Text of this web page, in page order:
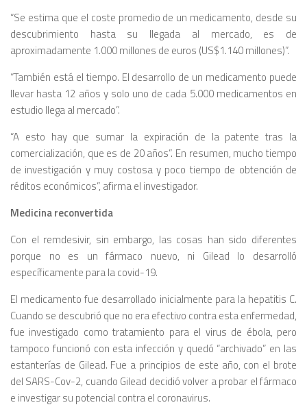
“Se estima que el coste promedio de un medicamento, desde su
descubrimiento hasta su llegada al mercado, es de
aproximadamente 1.000 millones de euros (US$1.140 millones)”.
“También está el tiempo. El desarrollo de un medicamento puede
llevar hasta 12 años y solo uno de cada 5.000 medicamentos en
estudio llega al mercado”.
“A esto hay que sumar la expiración de la patente tras la
comercialización, que es de 20 años”. En resumen, mucho tiempo
de investigación y muy costosa y poco tiempo de obtención de
réditos económicos”, afirma el investigador.
Medicina reconvertida
Con el remdesivir, sin embargo, las cosas han sido diferentes
porque no es un fármaco nuevo, ni Gilead lo desarrolló
específicamente para la covid-19.
El medicamento fue desarrollado inicialmente para la hepatitis C.
Cuando se descubrió que no era efectivo contra esta enfermedad,
fue investigado como tratamiento para el virus de ébola, pero
tampoco funcionó con esta infección y quedó “archivado” en las
estanterías de Gilead. Fue a principios de este año, con el brote
del SARS-Cov-2, cuando Gilead decidió volver a probar el fármaco
e investigar su potencial contra el coronavirus.